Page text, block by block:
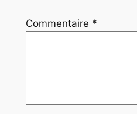
Commentaire *